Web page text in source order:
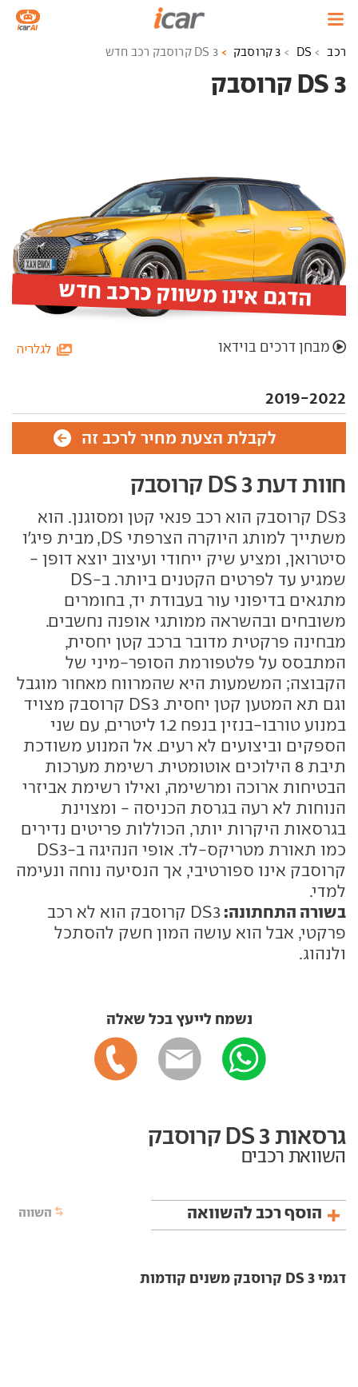
רכב DS 3 קרוסבק DS 3 קרוסבק רכב חדש
DS 3 קרוסבק ‏
2019-2022
הדגם אינו משווק כרכב חדש
לגלריה מבחן דרכים בוידאו
לקבלת הצעת מחיר לרכב זה
חוות דעת DS 3 קרוסבק
DS3 קרוסבק הוא רכב פנאי קטן ומסוגנן. הוא
משתייך למותג היוקרה הצרפתי DS, מבית פיג'ו
סיטרואן, ומציע שיק ייחודי ועיצוב יוצא דופן -
שמגיע עד לפרטים הקטנים ביותר. ב-DS
מתגאים בדיפוני עור בעבודת יד, בחומרים
משובחים ובהשראה ממותגי אופנה נחשבים.
מבחינה פרקטית מדובר ברכב קטן יחסית,
המתבסס על פלטפורמת הסופר-מיני של
הקבוצה; המשמעות היא שהמרווח מאחור מוגבל
וגם תא המטען קטן יחסית. DS3 קרוסבק מצויד
במנוע טורבו-בנזין בנפח 1.2 ליטרים, עם שני
הספקים וביצועים לא רעים. אל המנוע משודכת
תיבת 8 הילוכים אוטומטית. רשימת מערכות
הבטיחות ארוכה ומרשימה, ואילו רשימת אביזרי
הנוחות לא רעה בגרסת הכניסה - ומצוינת
בגרסאות היקרות יותר, הכוללות פריטים נדירים
כמו תאורת מטריקס-לד. אופי הנהיגה ב-DS3
קרוסבק אינו ספורטיבי, אך הנסיעה נוחה ונעימה
למדי.
בשורה התחתונה:
DS3 קרוסבק הוא לא רכב
פרקטי, אבל הוא עושה המון חשק להסתכל
ולנהוג.
נשמח לייעץ בכל שאלה
גרסאות DS 3 קרוסבק
השוואת רכבים
הוסף רכב להשוואה השווה
דגמי DS 3 קרוסבק משנים קודמות